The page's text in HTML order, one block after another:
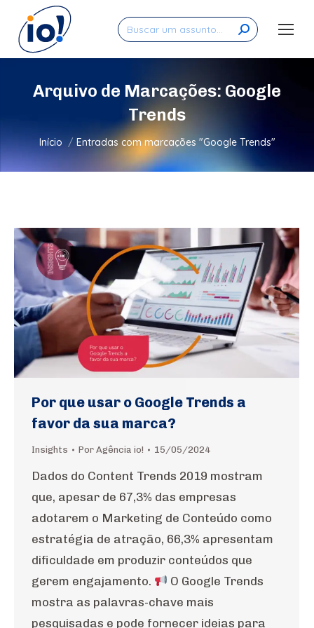
Search:
Arquivo de Marcações: Google
Trends
Você está aqui:
Início Entradas com marcações "Google Trends"
Por que usar o Google Trends a
favor da sua marca?
Insights Por Agência io! 15/05/2024
Dados do Content Trends 2019 mostram
que, apesar de 67,3% das empresas
adotarem o Marketing de Conteúdo como
estratégia de atração, 66,3% apresentam
dificuldade em produzir conteúdos que
gerem engajamento.
O Google Trends
mostra as palavras-chave mais
pesquisadas e pode fornecer ideias para